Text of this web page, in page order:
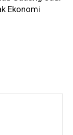
Ekonomi